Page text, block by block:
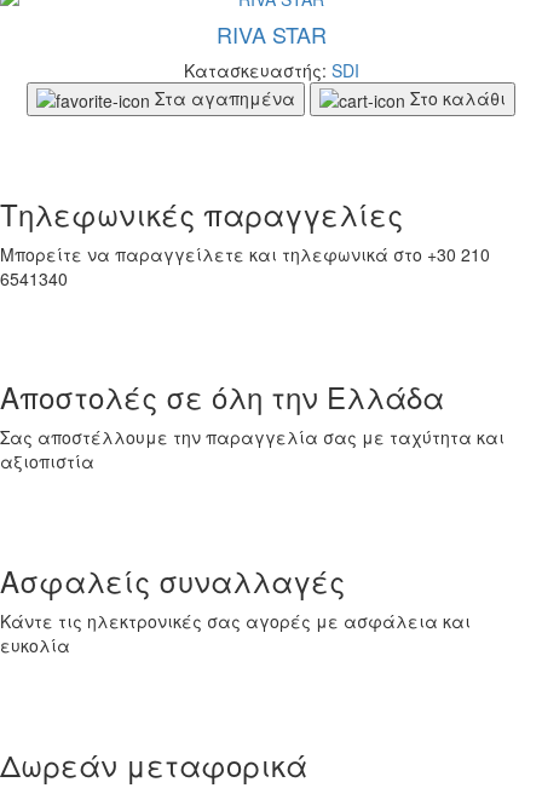
RIVA STAR
Κατασκευαστής: SDI
Στα αγαπημένα
Στο καλάθι
Τηλεφωνικές παραγγελίες
Μπορείτε να παραγγείλετε και τηλεφωνικά στο +30 210
6541340
Αποστολές σε όλη την Ελλάδα
Σας αποστέλλουμε την παραγγελία σας με ταχύτητα και
αξιοπιστία
Ασφαλείς συναλλαγές
Κάντε τις ηλεκτρονικές σας αγορές με ασφάλεια και
ευκολία
Δωρεάν μεταφορικά